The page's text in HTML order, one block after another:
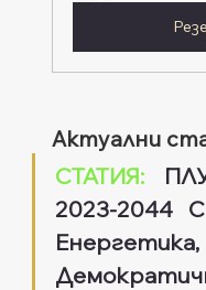
Актуални
СТАТИЯ:
2023-2044